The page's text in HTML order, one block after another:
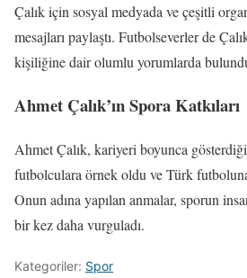
Çalık için sosyal medyada ve çeşitli
mesajları paylaştı. Futbolseverler de
kişiliğine dair olumlu yorumlarda
Ahmet Çalık’ın Spora Katkıları
Ahmet Çalık, kariyeri boyunca
futbolculara örnek oldu ve Türk
Onun adına yapılan anmalar, sporun
bir kez daha vurguladı.
Kategoriler: Spor